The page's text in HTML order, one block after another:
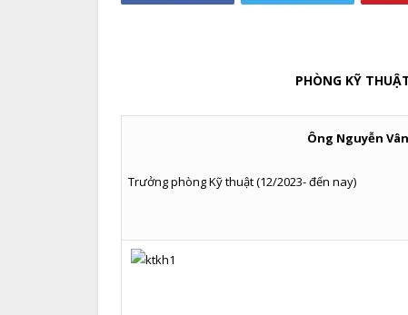
PHÒNG KỸ
Ông Nguyễn Vân
Trưởng phòng Kỹ thuật (12/2023- đến nay)